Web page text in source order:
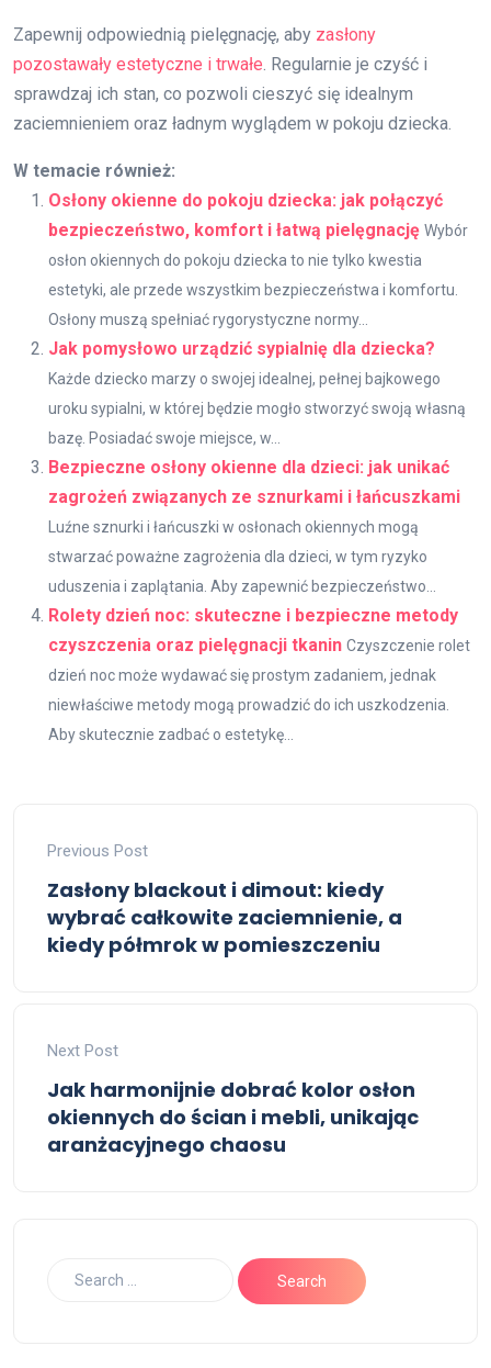
Zapewnij odpowiednią pielęgnację, aby zasłony
pozostawały estetyczne i trwałe. Regularnie je czyść i
sprawdzaj ich stan, co pozwoli cieszyć się idealnym
zaciemnieniem oraz ładnym wyglądem w pokoju dziecka.
W temacie również:
Osłony okienne do pokoju dziecka: jak połączyć
bezpieczeństwo, komfort i łatwą pielęgnację Wybór
osłon okiennych do pokoju dziecka to nie tylko kwestia
estetyki, ale przede wszystkim bezpieczeństwa i komfortu.
Osłony muszą spełniać rygorystyczne normy...
Jak pomysłowo urządzić sypialnię dla dziecka?
Każde dziecko marzy o swojej idealnej, pełnej bajkowego
uroku sypialni, w której będzie mogło stworzyć swoją własną
bazę. Posiadać swoje miejsce, w...
Bezpieczne osłony okienne dla dzieci: jak unikać
zagrożeń związanych ze sznurkami i łańcuszkami
Luźne sznurki i łańcuszki w osłonach okiennych mogą
stwarzać poważne zagrożenia dla dzieci, w tym ryzyko
uduszenia i zaplątania. Aby zapewnić bezpieczeństwo...
Rolety dzień noc: skuteczne i bezpieczne metody
czyszczenia oraz pielęgnacji tkanin Czyszczenie rolet
dzień noc może wydawać się prostym zadaniem, jednak
niewłaściwe metody mogą prowadzić do ich uszkodzenia.
Aby skutecznie zadbać o estetykę...
Previous Post
Zasłony blackout i dimout: kiedy
wybrać całkowite zaciemnienie, a
kiedy półmrok w pomieszczeniu
Next Post
Jak harmonijnie dobrać kolor osłon
okiennych do ścian i mebli, unikając
aranżacyjnego chaosu